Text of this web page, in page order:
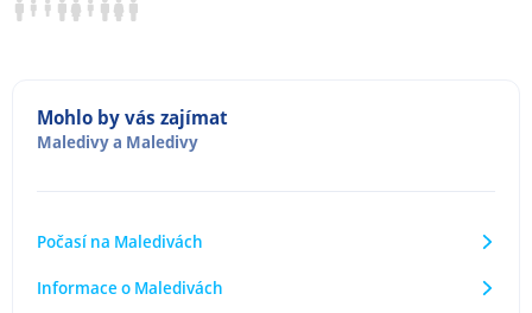
Mohlo by vás zajímat
Maledivya Maledivy
Počasí na Maledivách
Informace o Maledivách